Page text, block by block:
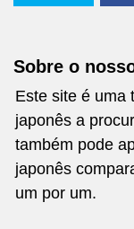
Sobre o
Este site é uma
japonês a
também pode
japonês
um por um.